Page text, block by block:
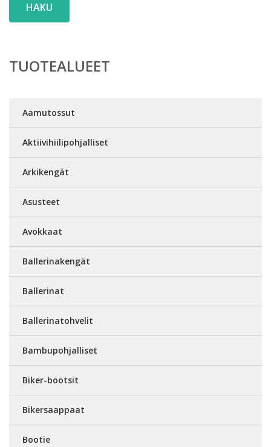
HAKU
TUOTEALUEET
Aamutossut
Aktiivihiilipohjalliset
Arkikengät
Asusteet
Avokkaat
Ballerinakengät
Ballerinat
Ballerinatohvelit
Bambupohjalliset
Biker-bootsit
Bikersaappaat
Bootie